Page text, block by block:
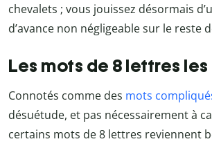
chevalets ; vous jouissez désormais
d’avance non négligeable sur le reste
Les mots de 8 lettres
Connotés comme des mots
désuétude, et pas nécessairement à
certains mots de 8 lettres reviennent